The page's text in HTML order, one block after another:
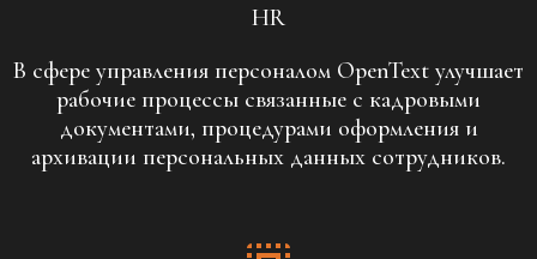
HR
В сфере управления персоналом OpenText улучшает
рабочие процессы связанные с кадровыми
документами, процедурами оформления и
архивации персональных данных сотрудников.